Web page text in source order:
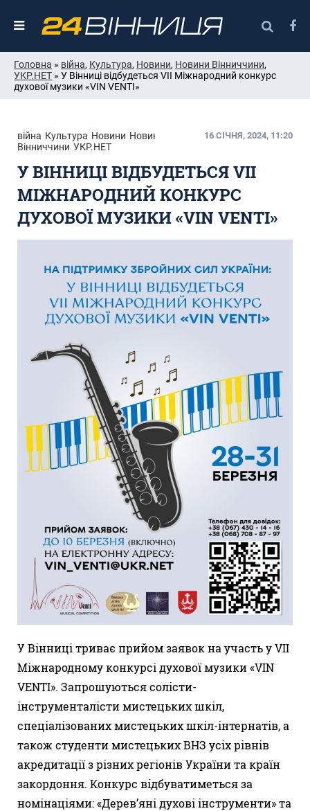
Головна » війна, Культура, Новини, Новини Вінниччини,
УКР.НЕТ » У Вінниці відбудеться VII Міжнародний конкурс
духової музики «VIN VENTI»
війна Культура Новини Новини
Вінниччини УКР.НЕТ
16 СІЧНЯ, 2024, 11:20
У ВІННИЦІ ВІДБУДЕТЬСЯ VII
МІЖНАРОДНИЙ КОНКУРС
ДУХОВОЇ МУЗИКИ «VIN VENTI»
У Вінниці триває прийом заявок на участь у VII
Міжнародному конкурсі духової музики «VIN
VENTI». Запрошуються солісти-
інструменталісти мистецьких шкіл,
спеціалізованих мистецьких шкіл-інтернатів, а
також студенти мистецьких ВНЗ усіх рівнів
акредитації з різних регіонів України та країн
закордоння. Конкурс відбуватиметься за
номінаціями: «Дерев’яні духові інструменти» та